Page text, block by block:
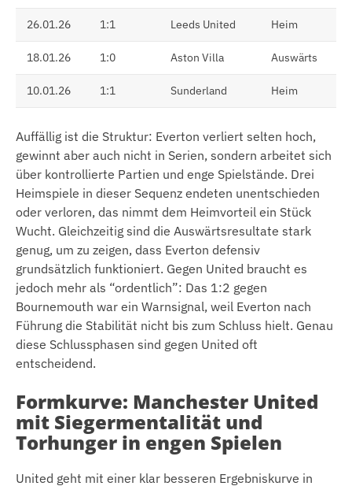
26.01.26 1:1 Leeds United Heim
18.01.26 1:0 Aston Villa Auswärts
10.01.26 1:1 Sunderland Heim
Auffällig ist die Struktur: Everton verliert selten hoch,
gewinnt aber auch nicht in Serien, sondern arbeitet sich
über kontrollierte Partien und enge Spielstände. Drei
Heimspiele in dieser Sequenz endeten unentschieden
oder verloren, das nimmt dem Heimvorteil ein Stück
Wucht. Gleichzeitig sind die Auswärtsresultate stark
genug, um zu zeigen, dass Everton defensiv
grundsätzlich funktioniert. Gegen United braucht es
jedoch mehr als “ordentlich”: Das 1:2 gegen
Bournemouth war ein Warnsignal, weil Everton nach
Führung die Stabilität nicht bis zum Schluss hielt. Genau
diese Schlussphasen sind gegen United oft
entscheidend.
Formkurve: Manchester United
mit Siegermentalität und
Torhunger in engen Spielen
United geht mit einer klar besseren Ergebniskurve in